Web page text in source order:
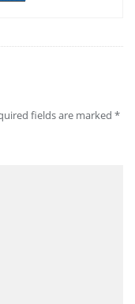
fields are marked *